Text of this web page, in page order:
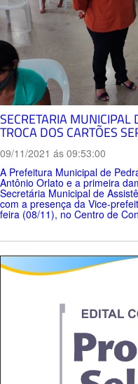
SECRETARIA MUNICIPAL
TROCA DOS CARTÕES
09/11/2021 ás 09:53:00
A Prefeitura Municipal de
Antônio Orlato e a primeira
Secretária Municipal de
com a presença da Vice-
feira (08/11), no Centro de